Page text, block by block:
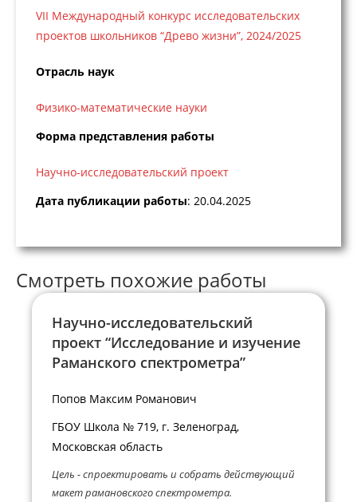
VII Международный конкурс исследовательских
проектов школьников “Древо жизни”, 2024/2025
Отрасль наук
Физико-математические науки
Форма представления работы
Научно-исследовательский проект
Дата публикации работы: 20.04.2025
Смотреть похожие работы
Научно-исследовательский
проект “Исследование и изучение
Раманского спектрометра”
Попов Максим Романович
ГБОУ Школа № 719, г. Зеленоград,
Московская область
Цель - cпроектировать и собрать действующий
макет рамановского спектрометра.